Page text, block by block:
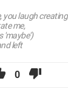
you laugh
me,
'maybe')
left
0